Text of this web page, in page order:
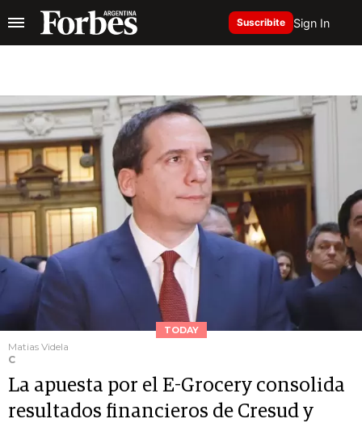
Suscribite Sign In
TODAY
Matias Videla
C
La apuesta por el E-Grocery consolida
resultados financieros de Cresud y